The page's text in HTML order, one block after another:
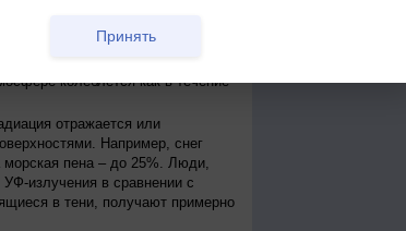
от Солнца. Каждые 1000 метров
иначе могла бы достичь
колеблется как в течение
отражается или
Например, снег
морская пена – до 25%. Люди,
излучения в сравнении с
в тени, получают примерно
Принять